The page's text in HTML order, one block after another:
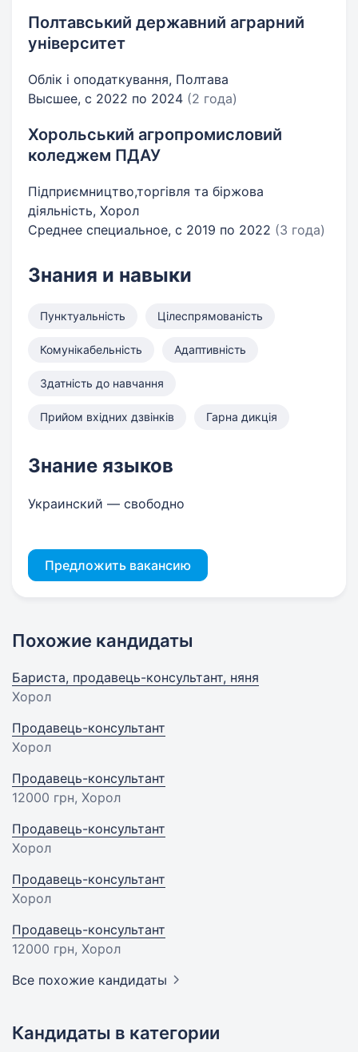
Полтавський державний аграрний
університет
Облік і оподаткування, Полтава
Высшее, с 2022 по 2024 (2 года)
Хорольський агропромисловий
коледжем ПДАУ
Підприємництво,торгівля та біржова
діяльність, Хорол
Среднее специальное, с 2019 по 2022 (3 года)
Знания и навыки
Пунктуальність Цілеспрямованість
Комунікабельність Адаптивність
Здатність до навчання
Прийом вхідних дзвінків Гарна дикція
Знание языков
Украинский — свободно
Предложить вакансию
Похожие кандидаты
Бариста, продавець-консультант, няня
Хорол
Продавець-консультант
Хорол
Продавець-консультант
12000 грн, Хорол
Продавець-консультант
Хорол
Продавець-консультант
Хорол
Продавець-консультант
12000 грн, Хорол
Все похожие кандидаты
Кандидаты в категории